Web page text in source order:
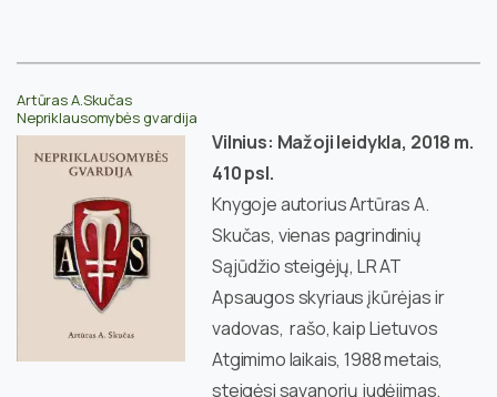
Artūras A.Skučas
Nepriklausomybės gvardija
Vilnius: Mažoji leidykla, 2018 m.
410 psl.
Knygoje autorius Artūras A.
Skučas, vienas pagrindinių
Sąjūdžio steigėjų, LR AT
Apsaugos skyriaus įkūrėjas ir
vadovas, rašo, kaip Lietuvos
Atgimimo laikais, 1988 metais,
steigėsi savanorių judėjimas,